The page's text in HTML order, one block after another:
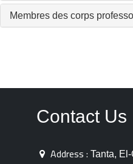
Membres des corps
Contact Us
Address : Tanta,